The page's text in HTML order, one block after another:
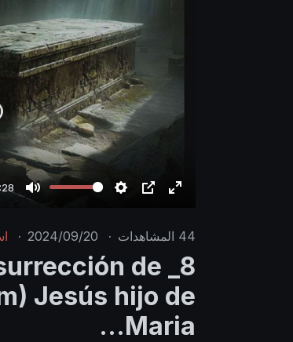
e
t
i
n
g
P
e
r
f
u
44 المشاهدات ·
2024/09/20
·
de
Jesús hijo de
Maria...